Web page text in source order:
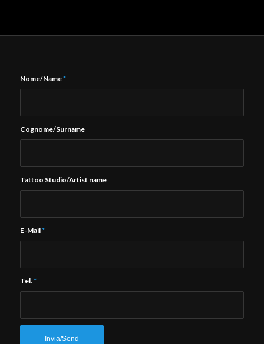
Nome/Name*
Cognome/Surname
Tattoo Studio/Artist name
E-Mail*
Tel.*